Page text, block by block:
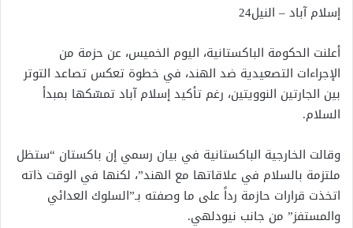
إسلام آباد – النيل24
أعلنت الحكومة الباكستانية، اليوم الخميس، عن حزمة من
الإجراءات التصعيدية ضد الهند، في خطوة تعكس تصاعد التوتر
بين الجارتين النوويتين، رغم تأكيد إسلام آباد تمسّكها بمبدأ
السلام.
وقالت الخارجية الباكستانية في بيان رسمي إن باكستان “ستظل
ملتزمة بالسلام في علاقاتها مع الهند”، لكنها في الوقت ذاته
اتخذت قرارات حازمة رداً على ما وصفته بـ”السلوك العدائي
والمستفز” من جانب نيودلهي.